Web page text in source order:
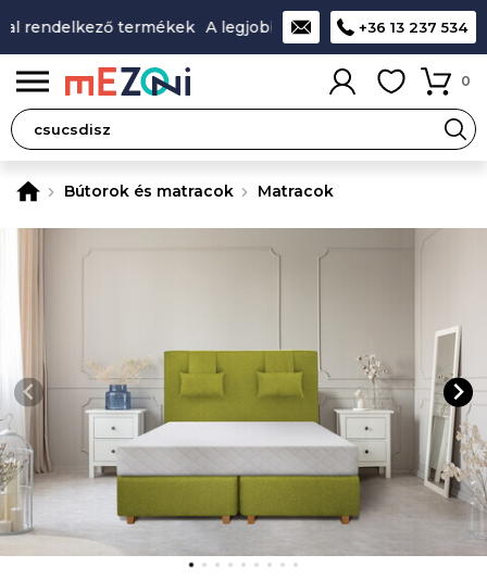
rendelkező termékek A legjobb design-minőség-ár
+36 13 237 534
0
Bútorok és matracok Matracok